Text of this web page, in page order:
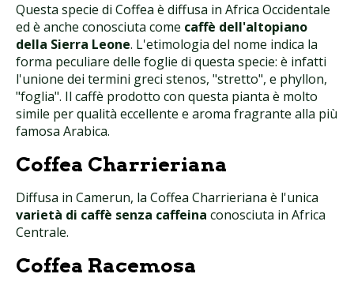
Questa specie di Coffea è diffusa in Africa Occidentale
ed è anche conosciuta come caffè dell'altopiano
della Sierra Leone. L'etimologia del nome indica la
forma peculiare delle foglie di questa specie: è infatti
l'unione dei termini greci stenos, "stretto", e phyllon,
"foglia". Il caffè prodotto con questa pianta è molto
simile per qualità eccellente e aroma fragrante alla più
famosa Arabica.
Coffea Charrieriana
Diffusa in Camerun, la Coffea Charrieriana è l'unica
varietà di caffè senza caffeina conosciuta in Africa
Centrale.
Coffea Racemosa